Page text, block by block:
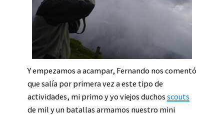
Y empezamos a acampar, Fernando nos comentó
que salía por primera vez a este tipo de
actividades, mi primo y yo viejos duchos scouts
de mil y un batallas armamos nuestro mini